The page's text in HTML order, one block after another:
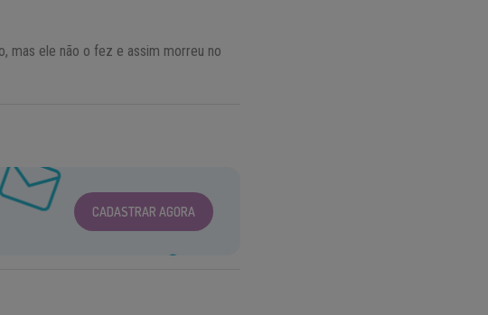
mas ele não o fez e assim morreu no
CADASTRAR AGORA